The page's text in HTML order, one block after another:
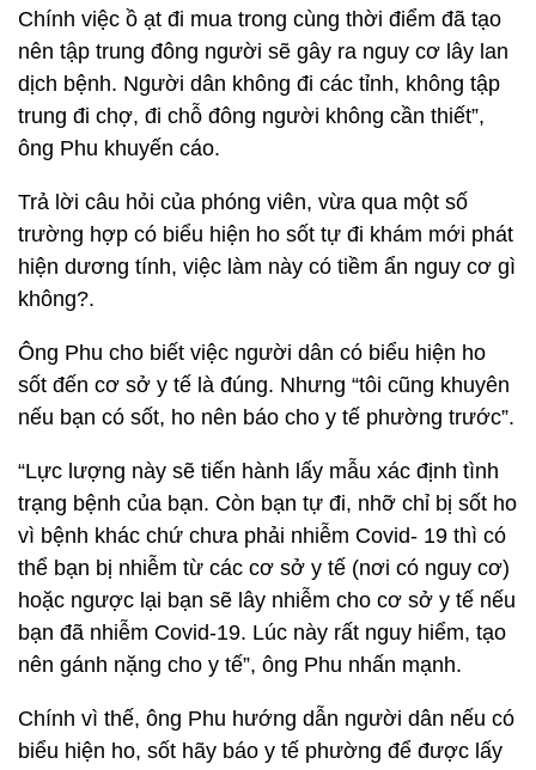
Chính việc ồ ạt đi mua trong cùng thời điểm đã tạo
nên tập trung đông người sẽ gây ra nguy cơ lây lan
dịch bệnh. Người dân không đi các tỉnh, không tập
trung đi chợ, đi chỗ đông người không cần thiết”,
ông Phu khuyến cáo.
Trả lời câu hỏi của phóng viên, vừa qua một số
trường hợp có biểu hiện ho sốt tự đi khám mới phát
hiện dương tính, việc làm này có tiềm ẩn nguy cơ gì
không?.
Ông Phu cho biết việc người dân có biểu hiện ho
sốt đến cơ sở y tế là đúng. Nhưng “tôi cũng khuyên
nếu bạn có sốt, ho nên báo cho y tế phường trước”.
“Lực lượng này sẽ tiến hành lấy mẫu xác định tình
trạng bệnh của bạn. Còn bạn tự đi, nhỡ chỉ bị sốt ho
vì bệnh khác chứ chưa phải nhiễm Covid- 19 thì có
thể bạn bị nhiễm từ các cơ sở y tế (nơi có nguy cơ)
hoặc ngược lại bạn sẽ lây nhiễm cho cơ sở y tế nếu
bạn đã nhiễm Covid-19. Lúc này rất nguy hiểm, tạo
nên gánh nặng cho y tế”, ông Phu nhấn mạnh.
Chính vì thế, ông Phu hướng dẫn người dân nếu có
biểu hiện ho, sốt hãy báo y tế phường để được lấy